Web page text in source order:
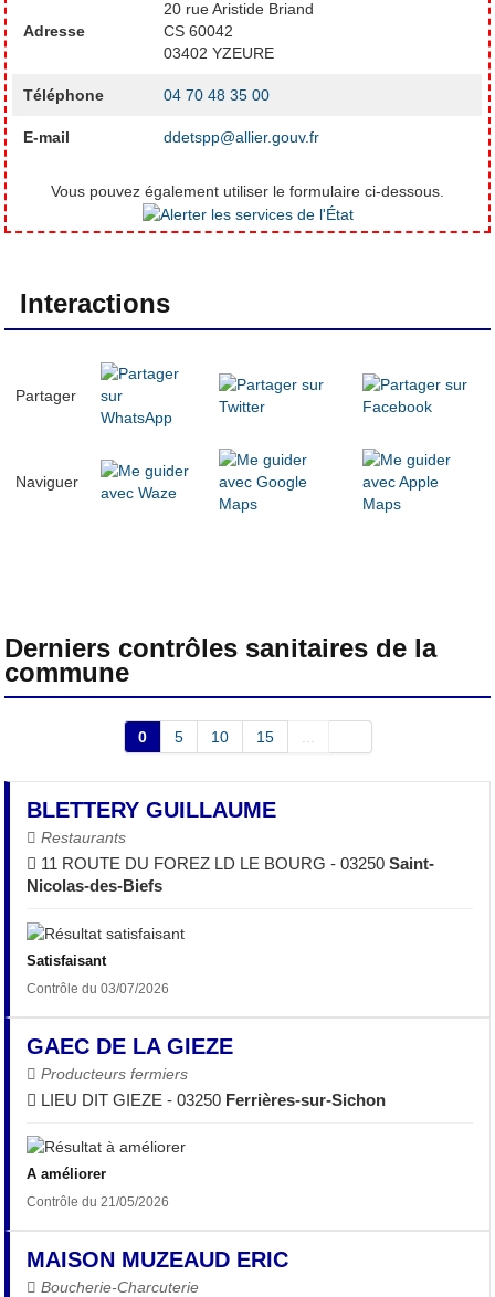
Adresse
20 rue Aristide Briand
CS 60042
03402 YZEURE
Téléphone 04 70 48 35 00
E-mail ddetspp@allier.gouv.fr
Vous pouvez également utiliser le formulaire ci-dessous.
Interactions
Partager
Naviguer
Derniers contrôles sanitaires de la
commune
0 5 10 15 ...
BLETTERY GUILLAUME
Restaurants
11 ROUTE DU FOREZ LD LE BOURG - 03250Saint-
Nicolas-des-Biefs
Satisfaisant
Contrôle du 03/07/2026
GAEC DE LA GIEZE
Producteurs fermiers
LIEU DIT GIEZE - 03250 Ferrières-sur-Sichon
A améliorer
Contrôle du 21/05/2026
MAISON MUZEAUD ERIC
Boucherie-Charcuterie